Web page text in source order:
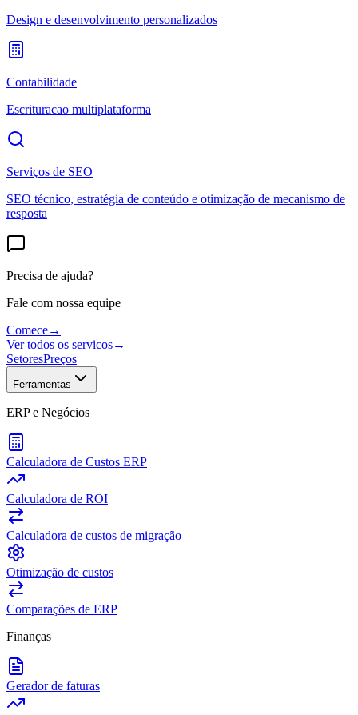
Design e desenvolvimento personalizados
Contabilidade
Escrituracao multiplataforma
Serviços de SEO
SEO técnico, estratégia de conteúdo e otimização de mecanismo de
resposta
Precisa de ajuda?
Fale com nossa equipe
Comece→
Ver todos os servicos→
SetoresPreços
Ferramentas
ERP e Negócios
Calculadora de Custos ERP
Calculadora de ROI
Calculadora de custos de migração
Otimização de custos
Comparações de ERP
Finanças
Gerador de faturas